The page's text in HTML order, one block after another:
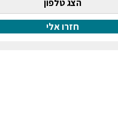
הצג טלפון
חזרו אלי